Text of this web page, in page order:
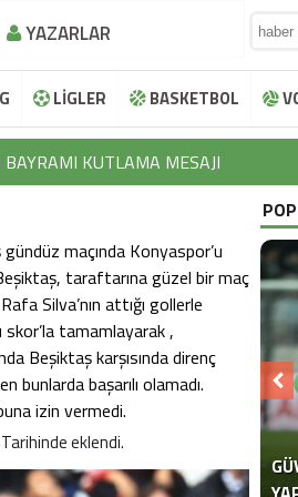
YAZARLAR
LİGLER BASKETBOL
KUTLAMA MESAJI
KURBAN BAYRAMI KUTLAMA
BAYRAMI KUTLAMA MESAJI
BAYRAMI KUTLAMA MESAJI
BAYRAMI KUTLAMA MESAJI
KUTLAMA MESAJI
KURBAN BAYRAMI KUTLAMA
BAYRAMI KUTLAMA MESAJI
maçında Konyaspor’u
taraftarına güzel bir maç
Silva’nın attığı gollerle
skor’la tamamlayarak ,
Beşiktaş karşısında direnç
başarılı olamadı.
izin vermedi.
eklendi.